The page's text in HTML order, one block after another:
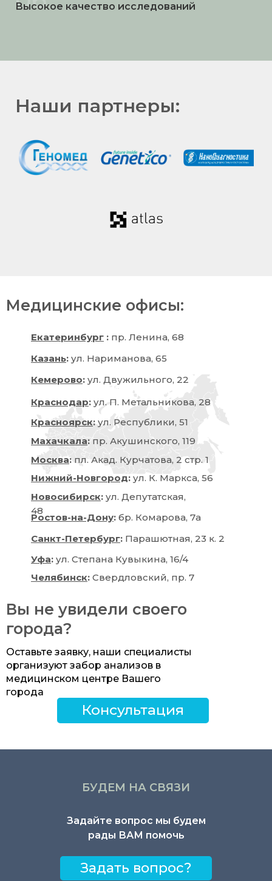
Высокое качество исследований
Наши партнеры:
Новосибирск: ул. Депутатская,
48
Москва: пл. Акад. Курчатова, 2 стр. 1
Екатеринбург : пр. Ленина, 68
Кемерово: ул. Двужильного, 22
Казань: ул. Нариманова, 65
Краснодар: ул. П. Метальникова, 28
Красноярск: ул. Республики, 51
Махачкала: пр. Акушинского, 119
Ростов-на-Дону: бр. Комарова, 7а
Нижний-Новгород: ул. К. Маркса, 56
Санкт-Петербург: Парашютная, 23 к. 2
Консультация
Медицинские офисы:
Вы не увидели своего
города?
Оставьте заявку, наши специалисты
организуют забор анализов в
медицинском центре Вашего
города
Уфа: ул. Степана Кувыкина, 16/4
Челябинск: Свердловский, пр. 7
БУДЕМ НА СВЯЗИ
Задайте вопрос мы будем
рады ВАМ помочь
Задать вопрос?